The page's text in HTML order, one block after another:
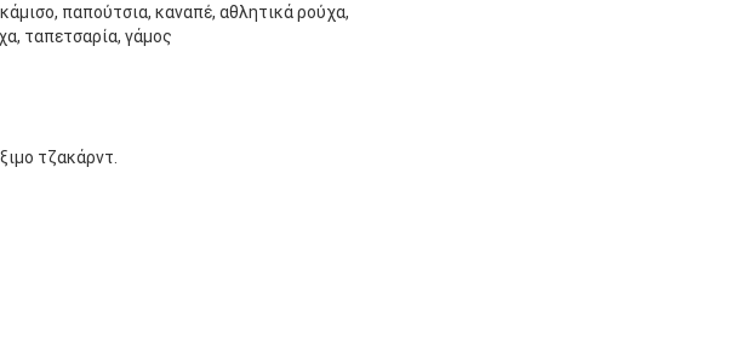
παπούτσια, καναπέ, αθλητικά ρούχα,
ταπετσαρία, γάμος
τζακάρντ.